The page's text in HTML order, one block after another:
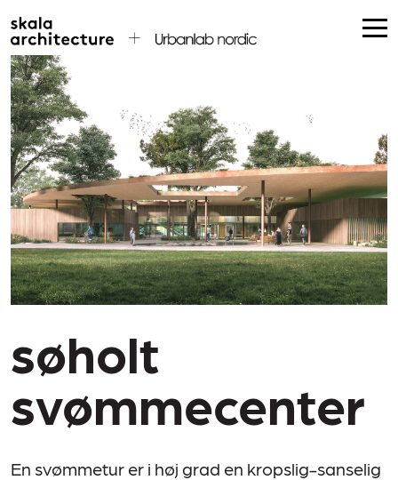
søholt
svømmecenter
En svømmetur er i høj grad en kropslig-sanselig